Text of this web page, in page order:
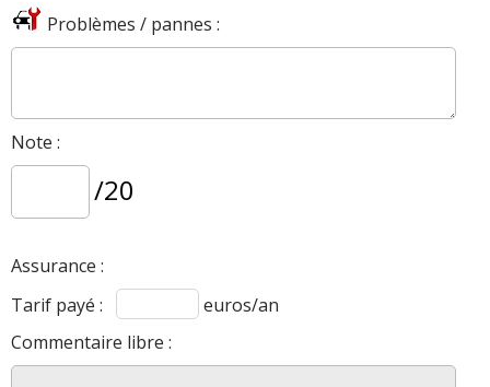
Problèmes / pannes :
Note :
/20
Assurance :
Tarif payé :
euros/an
Commentaire libre :